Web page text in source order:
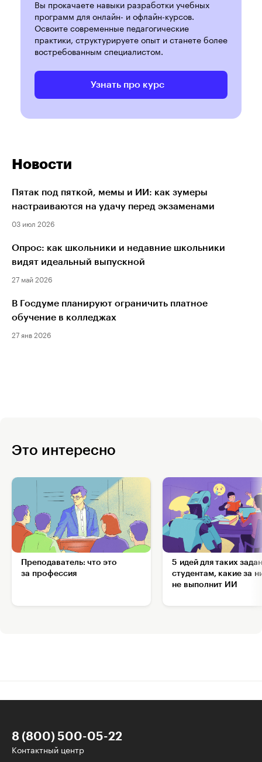
Вы прокачаете навыки разработки учебных
программ для онлайн- и офлайн-курсов.
Освоите современные педагогические
практики, структурируете опыт и станете более
востребованным специалистом.
Узнать про курс
Новости
Пятак под пяткой, мемы и ИИ: как зумеры
настраиваются на удачу перед экзаменами
03 июл 2026
Опрос: как школьники и недавние школьники
видят идеальный выпускной
27 май 2026
В Госдуме планируют ограничить платное
обучение в колледжах
27 янв 2026
Это интересно
Преподаватель: что это
за профессия
5 идей для таких
студентам, какие за
не выполнит ИИ
8 (800) 500-05-22
Контактный центр